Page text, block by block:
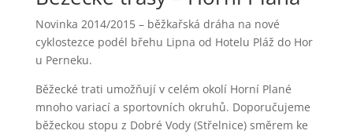
Novinka 2014/2015 – běžkařská dráha na nové
cyklostezce podél břehu Lipna od Hotelu Pláž do Hor
u Perneku.
Běžecké trati umožňují v celém okolí Horní Plané
mnoho variací a sportovních okruhů. Doporučujeme
běžeckou stopu z Dobré Vody (Střelnice) směrem ke